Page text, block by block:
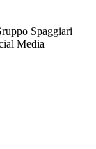
Spaggiari
Media